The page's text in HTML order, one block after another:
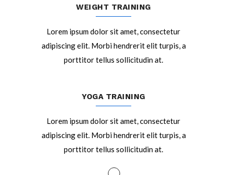
WEIGHT TRAINING
Lorem ipsum dolor sit amet, consectetur
adipiscing elit. Morbi hendrerit elit turpis, a
porttitor tellus sollicitudin at.
YOGA TRAINING
Lorem ipsum dolor sit amet, consectetur
adipiscing elit. Morbi hendrerit elit turpis, a
porttitor tellus sollicitudin at.